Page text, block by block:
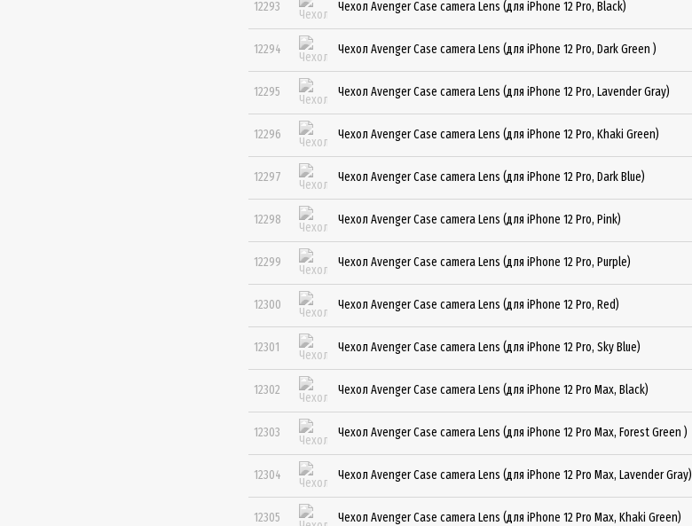
12293 Чехол Avenger Case camera Lens (для iPhone 12 Pro, Black)
12294 Чехол Avenger Case camera Lens (для iPhone 12 Pro, Dark Green )
12295 Чехол Avenger Case camera Lens (для iPhone 12 Pro, Lavender Gray)
12296 Чехол Avenger Case camera Lens (для iPhone 12 Pro, Khaki Green)
12297 Чехол Avenger Case camera Lens (для iPhone 12 Pro, Dark Blue)
12298 Чехол Avenger Case camera Lens (для iPhone 12 Pro, Pink)
12299 Чехол Avenger Case camera Lens (для iPhone 12 Pro, Purple)
12300 Чехол Avenger Case camera Lens (для iPhone 12 Pro, Red)
12301 Чехол Avenger Case camera Lens (для iPhone 12 Pro, Sky Blue)
12302 Чехол Avenger Case camera Lens (для iPhone 12 Pro Max, Black)
12303 Чехол Avenger Case camera Lens (для iPhone 12 Pro Max, Forest Green )
12304 Чехол Avenger Case camera Lens (для iPhone 12 Pro Max, Lavender Gray)
12305 Чехол Avenger Case camera Lens (для iPhone 12 Pro Max, Khaki Green)